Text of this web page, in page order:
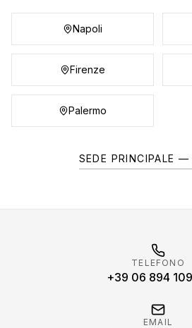
Napoli
Firenze
Palermo
SEDE PRINCIPALE —
TELEFONO
+39 06 894
EMAIL